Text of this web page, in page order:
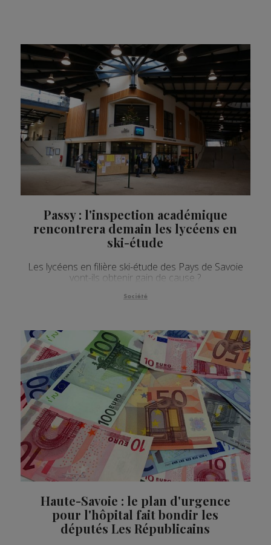
Passy : l'inspection académique
rencontrera demain les lycéens en
ski-étude
Les lycéens en filière ski-étude des Pays de Savoie
vont-ils obtenir gain de cause ?
Société
Haute-Savoie : le plan d'urgence
pour l'hôpital fait bondir les
députés Les Républicains